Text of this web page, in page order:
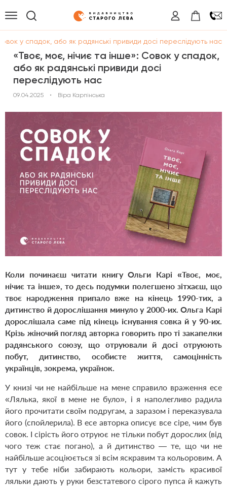
у спадок, або як радянські привиди досі переслідують нас
«Твоє, моє, нічиє та інше»: Совок у спадок,
або як радянські привиди досі
переслідують нас
09.04.2025 • Віра Карпінська
Коли починаєш читати книгу Ольги Карі«Твоє, моє,
нічиє та інше», то десь подумки полегшено зітхаєш, що
твоє народження припало вже на кінець 1990-тих, а
дитинство й дорослішання минуло у 2000-их. Ольга Карі
дорослішала саме під кінець існування совка й у 90-их.
Крізь жіночий погляд авторка говорить про ті закапелки
радянського союзу, що отруювали й досі отруюють
побут, дитинство, особисте життя, самоцінність
українців, зокрема, українок.
У книзі чи не найбільше на мене справило враження есе
«Лялька, якої в мене не було», і я наполегливо радила
його прочитати своїм подругам, а заразом і переказувала
його (спойлерила). В есе авторка описує все сіре, чим був
совок. І сірість його отруює не тільки побут дорослих (від
чого теж стає погано), а й дитинство — те, що чи не
найбільше асоціюється зі всім яскравим та кольоровим. А
тут у тебе ніби забирають кольори, замість красивої
ляльки дають у руки безстатевого сірого пупса й кажуть